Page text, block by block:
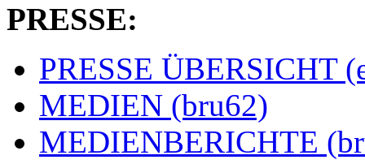
PRESSE:
PRESSE ÜBERSICHT
MEDIEN (bru62)
MEDIENBERICHTE